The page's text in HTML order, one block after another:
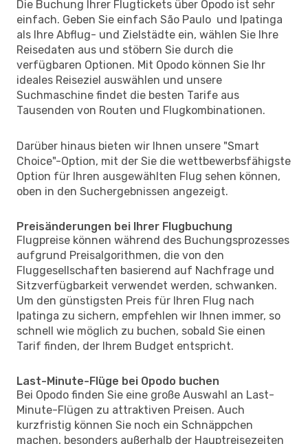
Die Buchung Ihrer Flugtickets über Opodo ist sehr
einfach. Geben Sie einfach São Paulo und Ipatinga
als Ihre Abflug- und Zielstädte ein, wählen Sie Ihre
Reisedaten aus und stöbern Sie durch die
verfügbaren Optionen. Mit Opodo können Sie Ihr
ideales Reiseziel auswählen und unsere
Suchmaschine findet die besten Tarife aus
Tausenden von Routen und Flugkombinationen.
Darüber hinaus bieten wir Ihnen unsere "Smart
Choice"-Option, mit der Sie die wettbewerbsfähigste
Option für Ihren ausgewählten Flug sehen können,
oben in den Suchergebnissen angezeigt.
Preisänderungen bei Ihrer Flugbuchung
Flugpreise können während des Buchungsprozesses
aufgrund Preisalgorithmen, die von den
Fluggesellschaften basierend auf Nachfrage und
Sitzverfügbarkeit verwendet werden, schwanken.
Um den günstigsten Preis für Ihren Flug nach
Ipatinga zu sichern, empfehlen wir Ihnen immer, so
schnell wie möglich zu buchen, sobald Sie einen
Tarif finden, der Ihrem Budget entspricht.
Last-Minute-Flüge bei Opodo buchen
Bei Opodo finden Sie eine große Auswahl an Last-
Minute-Flügen zu attraktiven Preisen. Auch
kurzfristig können Sie noch ein Schnäppchen
machen, besonders außerhalb der Hauptreisezeiten